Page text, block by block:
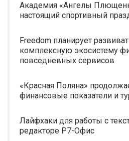
Академия «Ангелы
настоящий спортивный
Freedom планирует
комплексную экосистему
повседневных сервисов
«Красная Поляна»
финансовые показатели и
Лайфхаки для работы с
редакторе Р7-Офис